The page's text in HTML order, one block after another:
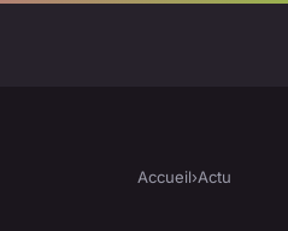
Accueil›Actu